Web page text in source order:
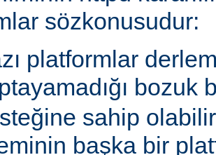
sözkonusudur:
platformlar
bozuk
sahip
başka bir